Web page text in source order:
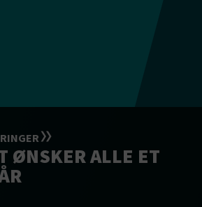
ØNSKER ALLE ET